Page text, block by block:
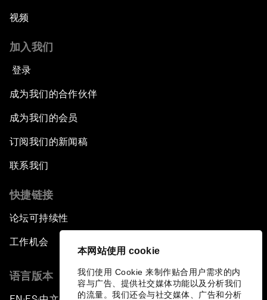
本网站使用 cookie
我们使用 Cookie 来制作贴合用户需求的内
容与广告、提供社交媒体功能以及分析我们
的流量。我们还会与社交媒体、广告和分析
视频
加入我们
登录
成为我们的合作伙伴
成为我们的会员
订阅我们的新闻稿
联系我们
快捷链接
论坛可持续性
工作机会
语言版本
▪ ▪ ▪